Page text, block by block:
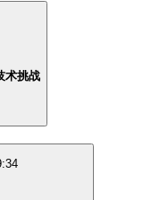
术挑战